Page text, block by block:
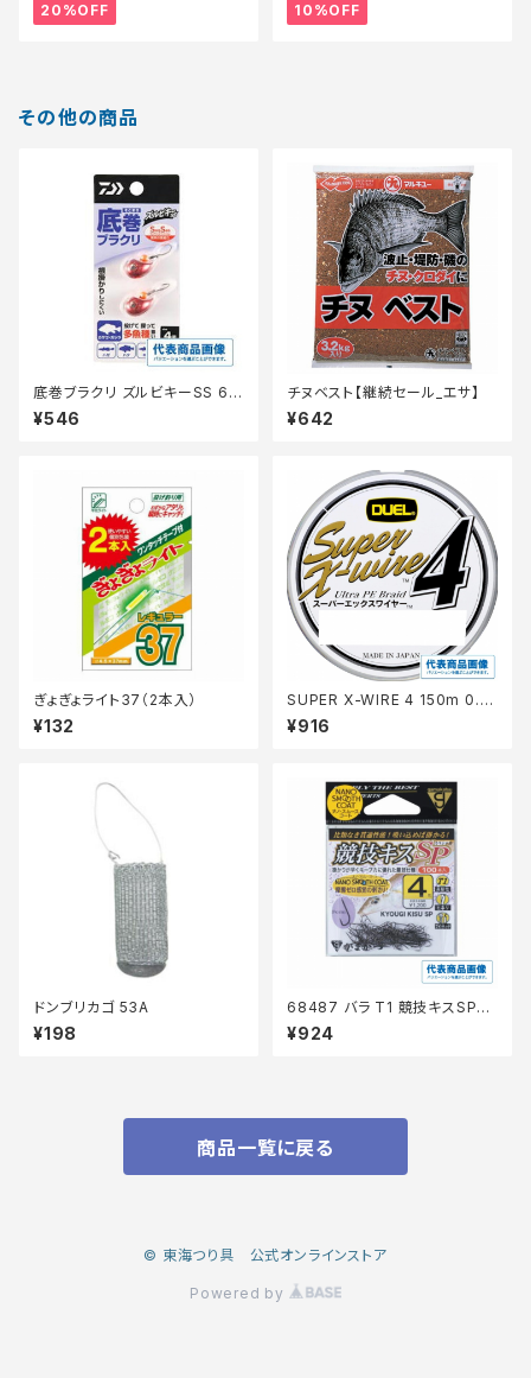
20%OFF 10%OFF
その他の商品
底巻ブラクリ ズルビキーSS 6号
赤
¥546
チヌベスト【継続セール_エサ】
¥642
ぎょぎょライト37（2本入）
¥132
SUPER X-WIRE 4 150m 0.6
号 S シルバー【継続セール_仕
掛】
¥916
ドンブリカゴ 53A
¥198
68487 バラ T1 競技キスSP
【継続セール_仕掛】
¥924
商品一覧に戻る
© 東海つり具 公式オンラインストア
Powered by